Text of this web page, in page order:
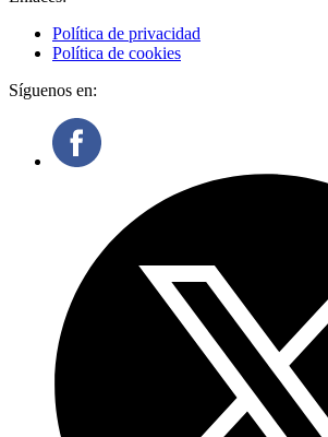
Política de privacidad
Política de cookies
Síguenos en: